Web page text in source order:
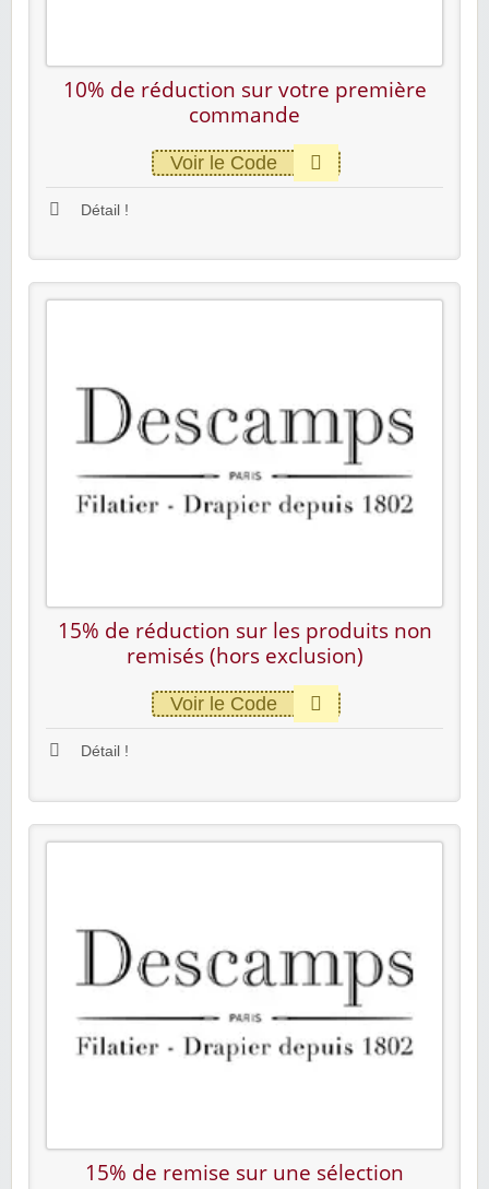
10% de réduction sur votre première
commande
Voir le Code
Détail !
15% de réduction sur les produits non
remisés (hors exclusion)
Voir le Code
Détail !
15% de remise sur une sélection